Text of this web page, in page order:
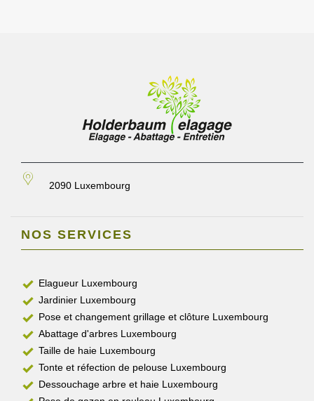
2090 Luxembourg
NOS SERVICES
Elagueur Luxembourg
Jardinier Luxembourg
Pose et changement grillage et clôture Luxembourg
Abattage d'arbres Luxembourg
Taille de haie Luxembourg
Tonte et réfection de pelouse Luxembourg
Dessouchage arbre et haie Luxembourg